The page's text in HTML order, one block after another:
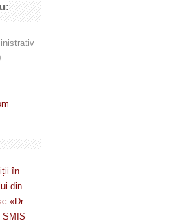
în
din
«Dr.
SMIS